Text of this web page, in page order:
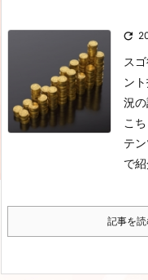

ス
ン
況
こ
テ
で
記事を